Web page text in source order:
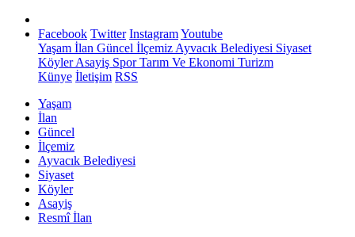
Facebook Twitter InstagramYoutube
Yaşam İlan Güncel İlçemiz Ayvacık Belediyesi Siyaset
KöylerAsayiş SporTarım Ve Ekonomi Turizm
Künye İletişim RSS
Yaşam
İlan
Güncel
İlçemiz
Ayvacık Belediyesi
Siyaset
Köyler
Asayiş
Resmî İlan